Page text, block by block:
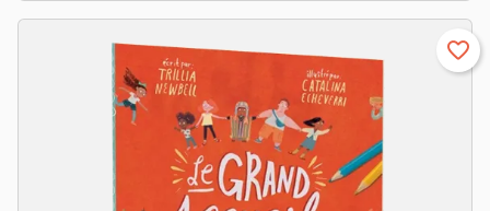
favorite_border